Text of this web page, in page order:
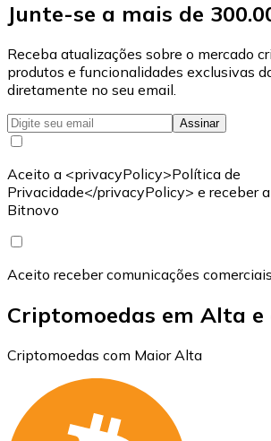
Junte-se a mais de
Receba atualizações sobre o mercado
produtos e funcionalidades exclusivas
diretamente no seu email.
Assinar
Aceito a <privacyPolicy>Política de
Privacidade</privacyPolicy> e receber
Bitnovo
Aceito receber comunicações
Criptomoedas em Alta e
Criptomoedas com Maior Alta